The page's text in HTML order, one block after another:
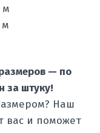
м
м
— по
за штуку!
Наш
вас и поможет